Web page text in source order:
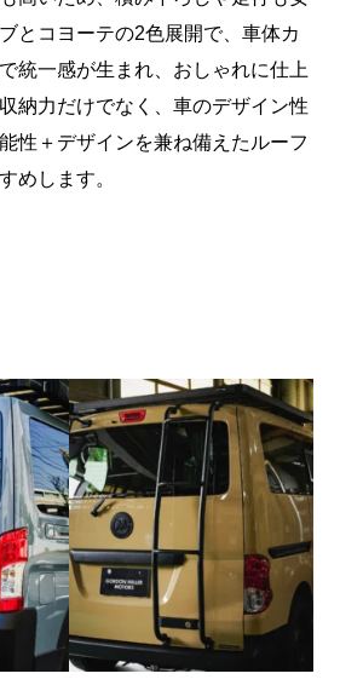
とコヨーテの2色展開で、車体カ
統一感が生まれ、おしゃれに仕上
納力だけでなく、車のデザイン性
性＋デザインを兼ね備えたルーフ
めします。